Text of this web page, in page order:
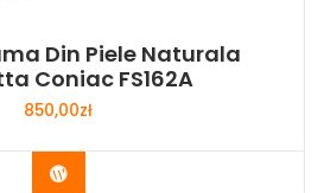
Din Piele Naturala
Coniac FS162A
850,00zł
Buy Now